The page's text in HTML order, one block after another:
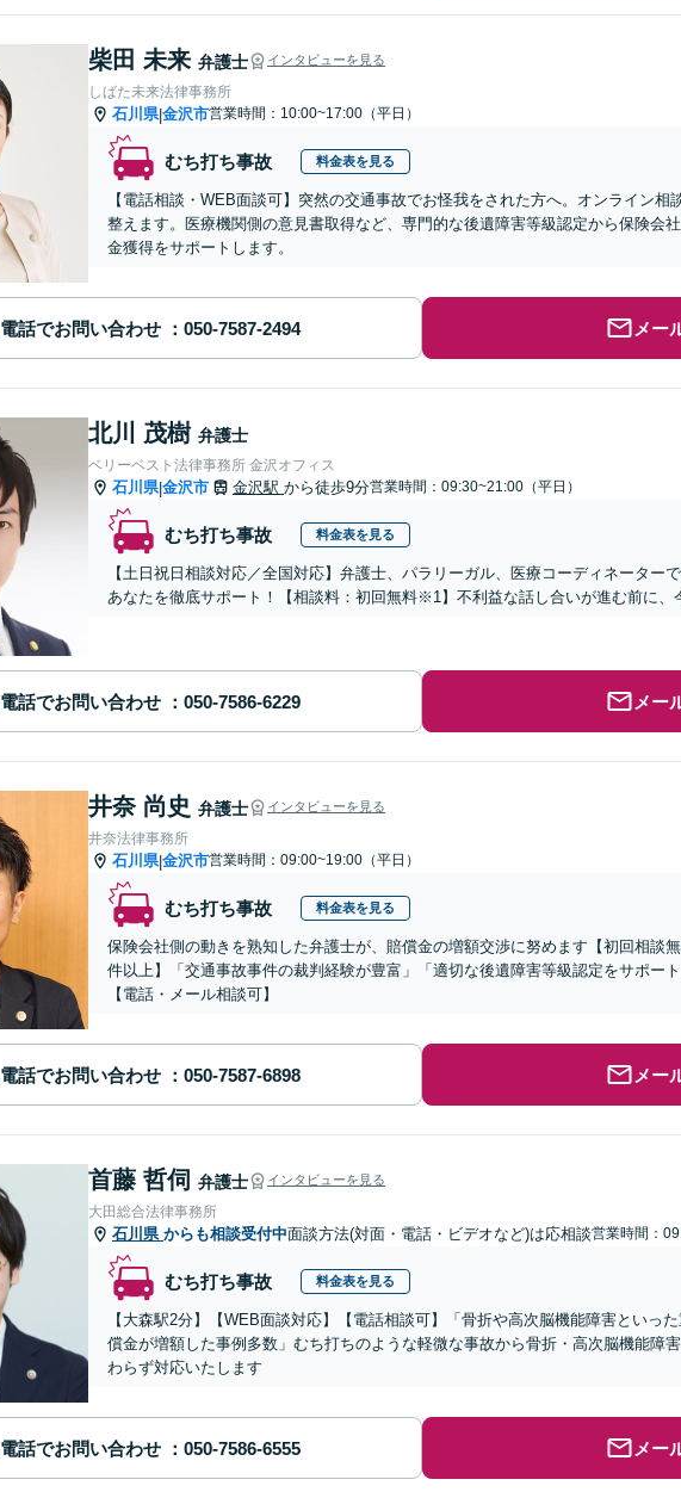
柴田 未来 弁護士 インタビューを見る
しばた未来法律事務所
石川県|金沢市営業時間：10:00~17:00（平日）
むち打ち事故 料金表を見る
【電話相談・WEB面談可】突然の交通事故でお怪我をされた方へ。オンライン
整えます。医療機関側の意見書取得など、専門的な後遺障害等級認定から保険会
金獲得をサポートします。
電話でお問い合わせ メー
北川 茂樹 弁護士
ベリーベスト法律事務所 金沢オフィス
石川県|金沢市 金沢駅 から徒歩9分営業時間：09:30~21:00（平日）
むち打ち事故 料金表を見る
【土日祝日相談対応／全国対応】弁護士、パラリーガル、医療コーディネーター
あなたを徹底サポート！【相談料：初回無料※1】不利益な話し合いが進む前に、
電話でお問い合わせ メー
井奈 尚史 弁護士 インタビューを見る
井奈法律事務所
石川県|金沢市営業時間：09:00~19:00（平日）
むち打ち事故 料金表を見る
保険会社側の動きを熟知した弁護士が、賠償金の増額交渉に努めます【初回相談
件以上】「交通事故事件の裁判経験が豊富」「適切な後遺障害等級認定をサポー
【電話・メール相談可】
電話でお問い合わせ メー
首藤 哲伺 弁護士 インタビューを見る
大田総合法律事務所
石川県 からも相談受付中面談方法(対面・電話・ビデオなど)は応相談営業時間：
むち打ち事故 料金表を見る
【大森駅2分】【WEB面談対応】【電話相談可】「骨折や高次脳機能障害といっ
償金が増額した事例多数」むち打ちのような軽微な事故から骨折・高次脳機能障
わらず対応いたします
電話でお問い合わせ メー